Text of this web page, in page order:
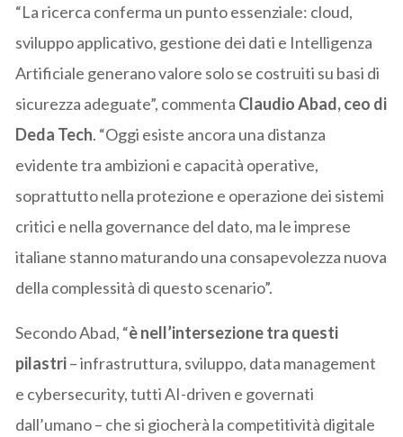
“La ricerca conferma un punto essenziale: cloud,
sviluppo applicativo, gestione dei dati e Intelligenza
Artificiale generano valore solo se costruiti su basi di
sicurezza adeguate”, commenta Claudio Abad, ceo di
Deda Tech. “Oggi esiste ancora una distanza
evidente tra ambizioni e capacità operative,
soprattutto nella protezione e operazione dei sistemi
critici e nella governance del dato, ma le imprese
italiane stanno maturando una consapevolezza nuova
della complessità di questo scenario”.
Secondo Abad, “è nell’intersezione tra questi
pilastri– infrastruttura, sviluppo, data management
e cybersecurity, tutti AI-driven e governati
dall’umano – che si giocherà la competitività digitale